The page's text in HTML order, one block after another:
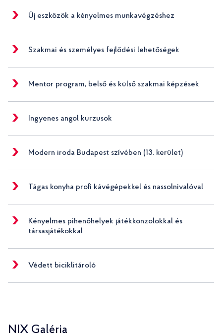
Új eszközök a kényelmes munkavégzéshez
Szakmai és személyes fejlődési lehetőségek
Mentor program, belső és külső szakmai képzések
Ingyenes angol kurzusok
Modern iroda Budapest szívében (13. kerület)
Tágas konyha profi kávégépekkel és nassolnivalóval
Kényelmes pihenőhelyek játékkonzolokkal és
társasjátékokkal
Védett biciklitároló
NIX Galéria